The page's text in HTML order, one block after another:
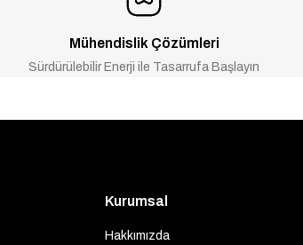
Mühendislik Çözümleri
Sürdürülebilir Enerji ile Tasarrufa Başlayın
Kurumsal
Hakkımızda